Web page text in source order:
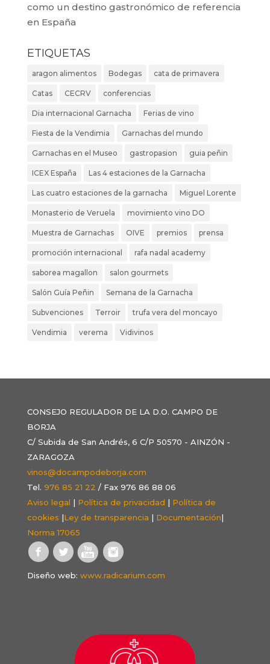
como un destino gastronómico de referencia
en España
ETIQUETAS
aragon alimentos Bodegas cata de primavera
Catas CECRV conferencias
Dia internacional Garnacha Ferias de vino
Fiesta de la Vendimia Garnachas del mundo
Garnachas en el Museo gastropasion guia peñin
ICEX España Las 4 estaciones de la Garnacha
Las cuatro estaciones de la garnacha Miguel Lorente
Monasterio de Veruela movimiento vino DO
Muestra de Garnachas OIVE premios prensa
promoción internacional rafa nadal academy
saborea magallon salon gourmets
Salón Guía Peñin Semana de la Garnacha
Subvenciones Terroir trufa vera del moncayo
Vendimia verema Vidivinos
CONSEJO REGULADOR DE LA D.O. CAMPO DE
BORJA
C/ Subida de San Andrés, 6 C/P 50570 - AINZÓN -
ZARAGOZA
vinos@docampodeborja.com
Tel. 976 85 21 22 / Fax 976 86 88 06
Aviso legal | Política de privacidad | Política de
cookies |Ley de transparencia | Documentación|
Norma 17065
Diseño web: www.radicarium.com